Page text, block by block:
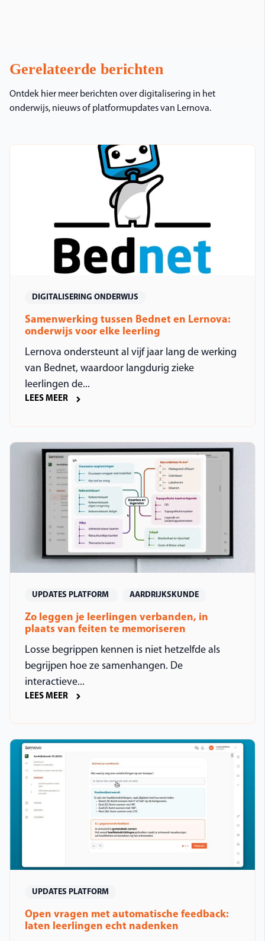
Gerelateerde berichten
Ontdek hier meer berichten over digitalisering in het
onderwijs, nieuws of platformupdates van Lernova.
DIGITALISERING ONDERWIJS
Samenwerking tussen Bednet en Lernova:
onderwijs voor elke leerling
Lernova ondersteunt al vijf jaar lang de werking
van Bednet, waardoor langdurig zieke
leerlingen de...
LEES MEER
UPDATES PLATFORM AARDRIJKSKUNDE
Zo leggen je leerlingen verbanden, in
plaats van feiten te memoriseren
Losse begrippen kennen is niet hetzelfde als
begrijpen hoe ze samenhangen. De
interactieve...
LEES MEER
UPDATES PLATFORM
Open vragen met automatische feedback:
laten leerlingen echt nadenken